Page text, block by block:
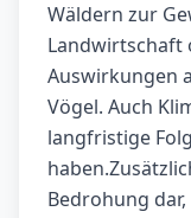
Wäldern zur
Landwirtschaft
Auswirkungen
Vögel. Auch
langfristige
Bedrohung